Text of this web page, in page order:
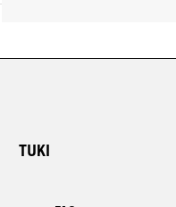
TUKI